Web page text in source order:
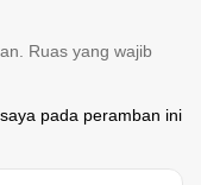
Ruas yang wajib
pada peramban ini